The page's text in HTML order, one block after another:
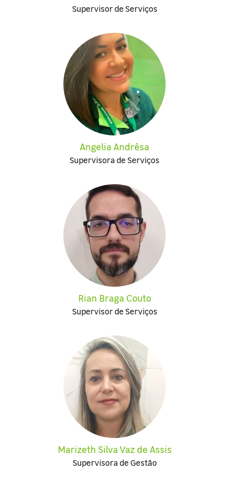
Supervisor de Serviços
Angelia Andrêsa
Supervisora de Serviços
Rian Braga Couto
Supervisor de Serviços
Marizeth Silva Vaz de Assis
Supervisora de Gestão